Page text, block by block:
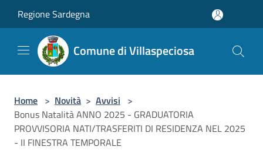
Regione Sardegna
Comune di Villaspeciosa
Home > Novità > Avvisi >
Bonus Natalità ANNO 2025 - GRADUATORIA
PROVVISORIA NATI/TRASFERITI DI RESIDENZA NEL 2025
- II FINESTRA TEMPORALE